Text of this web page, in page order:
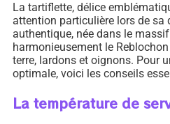
La tartiflette, délice
attention particulière lors de sa
authentique, née dans le
harmonieusement le
terre, lardons et oignons. Pour
optimale, voici les conseils
La température de